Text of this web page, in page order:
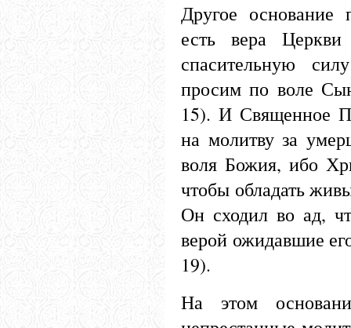
Другое основание
есть вера
спасительную
просим по воле
15). И Священное
на молитву за
воля Божия, ибо
чтобы обладать
Он сходил во ад,
верой ожидавшие
19).
На этом